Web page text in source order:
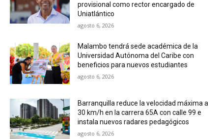
provisional como rector encargado de
Uniatlántico
agosto 6, 2026
Malambo tendrá sede académica de la
Universidad Autónoma del Caribe con
beneficios para nuevos estudiantes
agosto 6, 2026
Barranquilla reduce la velocidad máxima a
30 km/h en la carrera 65A con calle 99 e
instala nuevos radares pedagógicos
agosto 6, 2026